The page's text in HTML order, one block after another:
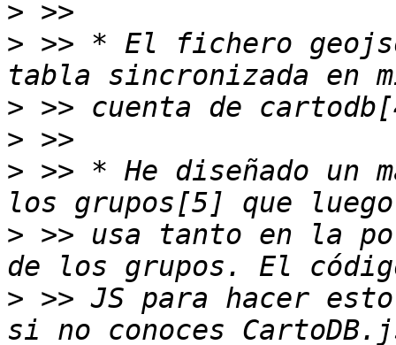
>
> >> * El fichero
>
>
> >> * He diseñado un
> >> usa tanto en la
> >> JS para hacer